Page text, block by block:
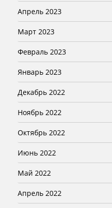
Апрель 2023
Март 2023
Февраль 2023
Январь 2023
Декабрь 2022
Ноябрь 2022
Октябрь 2022
Июнь 2022
Май 2022
Апрель 2022